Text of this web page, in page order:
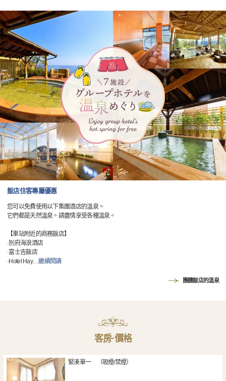
飯店住客專屬優惠
您可以免費使用以下集團酒店的溫泉。
它們都是天然溫泉。請盡情享受各種溫泉。
【車站附近的商務飯店】
·別府海浪酒店
·富士吉飯店
·Hotel Hay…繼續閱讀
團體飯店的溫泉
客房·價格
緊湊單一 （吸煙/禁煙）